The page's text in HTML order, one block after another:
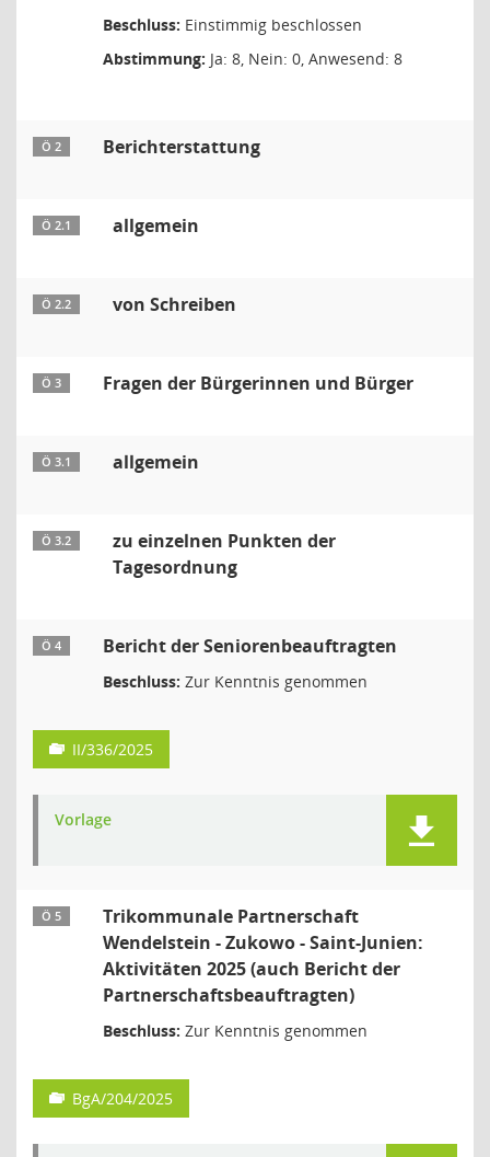
Beschluss: Einstimmig beschlossen
Abstimmung: Ja: 8, Nein: 0, Anwesend: 8
Ö 2 Berichterstattung
Ö 2.1 allgemein
Ö 2.2 von Schreiben
Ö 3 Fragen der Bürgerinnen und Bürger
Ö 3.1 allgemein
Ö 3.2
zu einzelnen Punkten der
Tagesordnung
Ö 4 Bericht der Seniorenbeauftragten
Beschluss: Zur Kenntnis genommen
II/336/2025
Vorlage
Ö 5
Trikommunale Partnerschaft
Wendelstein - Zukowo - Saint-Junien:
Aktivitäten 2025 (auch Bericht der
Partnerschaftsbeauftragten)
Beschluss: Zur Kenntnis genommen
BgA/204/2025